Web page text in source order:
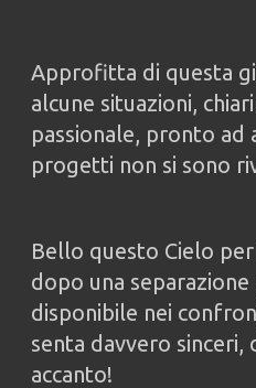
Approfitta di questa
alcune situazioni,
passionale, pronto ad
progetti non si sono
Bello questo Cielo
dopo una
disponibile nei
senta davvero sinceri,
accanto!